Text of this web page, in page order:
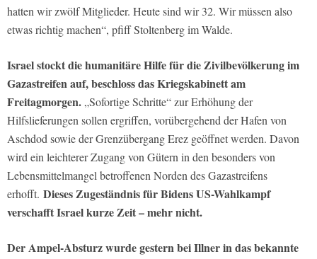
hatten wir zwölf Mitglieder. Heute sind wir 32. Wir müssen also
etwas richtig machen“, pfiff Stoltenberg im Walde.
Israel stockt die humanitäre Hilfe für die Zivilbevölkerung im
Gazastreifen auf, beschloss das Kriegskabinett am
Freitagmorgen. „Sofortige Schritte“ zur Erhöhung der
Hilfslieferungen sollen ergriffen, vorübergehend der Hafen von
Aschdod sowie der Grenzübergang Erez geöffnet werden. Davon
wird ein leichterer Zugang von Gütern in den besonders von
Lebensmittelmangel betroffenen Norden des Gazastreifens
erhofft. Dieses Zugeständnis für Bidens US-Wahlkampf
verschafft Israel kurze Zeit – mehr nicht.
Der Ampel-Absturz wurde gestern bei Illner in das bekannte